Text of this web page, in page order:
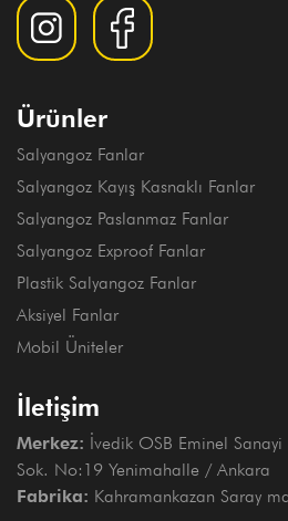
Ürünler
Salyangoz Fanlar
Salyangoz Kayış Kasnaklı Fanlar
Salyangoz Paslanmaz Fanlar
Salyangoz Exproof Fanlar
Plastik Salyangoz Fanlar
Aksiyel Fanlar
Mobil Üniteler
İletişim
Merkez: İvedik OSB Eminel
Sok. No:19 Yenimahalle / Ankara
Fabrika: Kahramankazan Saray